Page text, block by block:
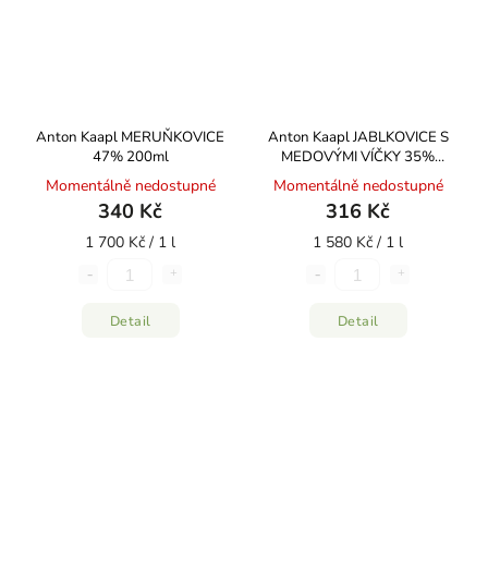
Anton Kaapl MERUŇKOVICE
47% 200ml
Momentálně nedostupné
340 Kč
1 700 Kč / 1 l
Detail
Anton Kaapl JABLKOVICE S
MEDOVÝMI VÍČKY 35%
200ml
Momentálně nedostupné
316 Kč
1 580 Kč / 1 l
Detail